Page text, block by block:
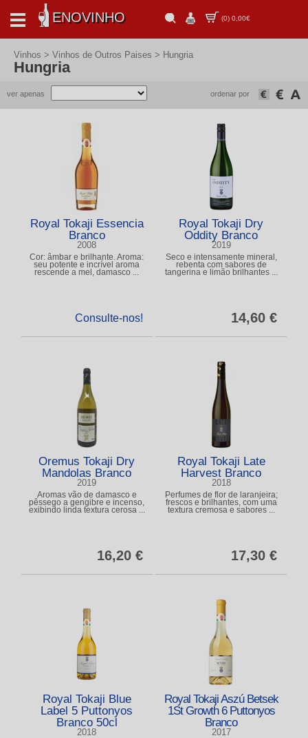
ENOVINHO (0) 0,00€
Vinhos > Vinhos de Outros Paises > Hungria
Hungria
ver apenas ordenar por
Royal Tokaji Essencia
Branco
2008
Cor: âmbar e brilhante. Aroma:
seu potente e incrível aroma
rescende a mel, damasco ...
Consulte-nos!
Royal Tokaji Dry
Oddity Branco
2019
Seco e intensamente mineral,
rebenta com sabores de
tangerina e limão brilhantes ...
14,60 €
Oremus Tokaji Dry
Mandolas Branco
2019
Aromas vão de damasco e
pêssego a gengibre e incenso,
exibindo linda textura cerosa ...
16,20 €
Royal Tokaji Late
Harvest Branco
2018
Perfumes de flor de laranjeira;
frescos e brilhantes, com uma
textura cremosa e sabores ...
17,30 €
Royal Tokaji Blue
Label 5 Puttonyos
Branco 50cl
2018
Royal Tokaji Aszú Betsek
1St Growth 6 Puttonyos
Branco
2017